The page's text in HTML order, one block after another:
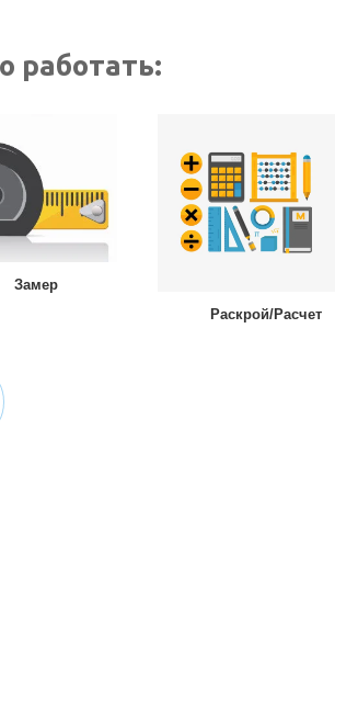
работать:
Замер
Раскрой/Расчет